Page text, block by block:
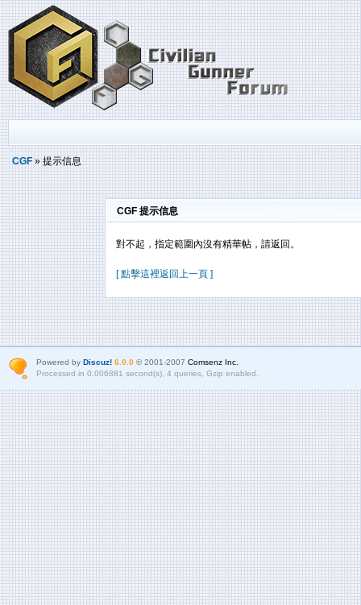
CGF» 提示信息
CGF 提示信息
對不起，指定範圍內沒有精華帖，請返回。
[ 點擊這裡返回上一頁 ]
Powered by Discuz! 6.0.0© 2001-2007 Comsenz Inc.
Processed in 0.006881 second(s), 4 queries, Gzip enabled.